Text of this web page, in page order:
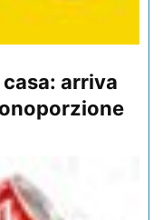
arriva